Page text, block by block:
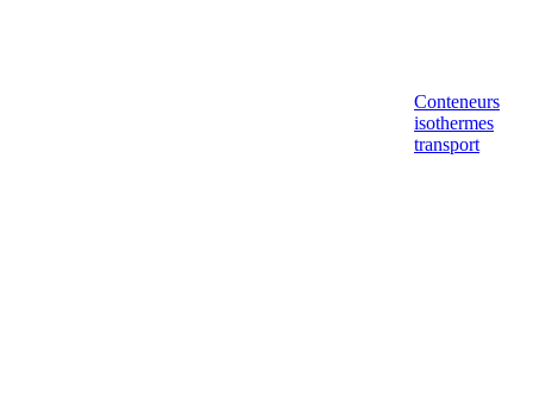
Conteneurs
isothermes
transport